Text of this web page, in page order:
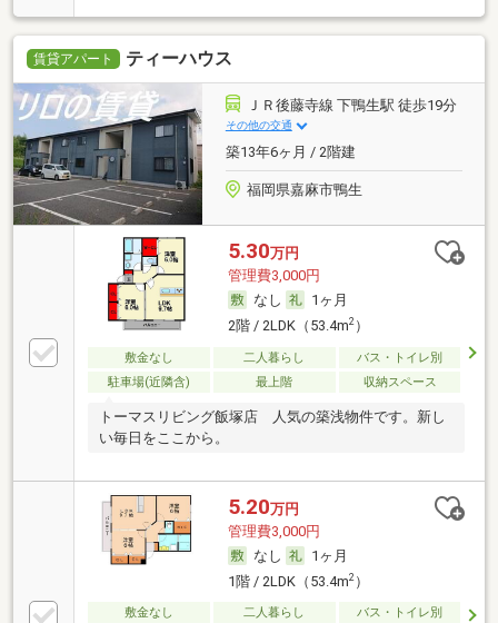
賃貸アパート ティーハウス
ＪＲ後藤寺線 下鴨生駅 徒歩19分
その他の交通
築13年6ヶ月 / 2階建
福岡県嘉麻市鴨生
5.30万円
管理費3,000円
なし
1ヶ月
2階 / 2LDK（53.4m2）
敷金なし 二人暮らし
バス・トイレ別
駐車場(近隣含)
最上階 収納スペース
トーマスリビング飯塚店 人気の築浅物件です。新し
い毎日をここから。
5.20万円
管理費3,000円
なし
1ヶ月
1階 / 2LDK（53.4m2）
敷金なし 二人暮らし バス・トイレ別